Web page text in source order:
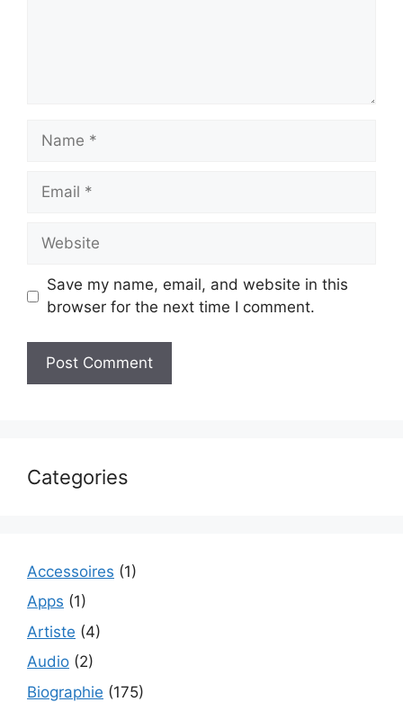
Name
Email
Website
Save my name, email, and website in this
browser for the next time I comment.
Categories
Accessoires (1)
Apps (1)
Artiste (4)
Audio (2)
Biographie (175)